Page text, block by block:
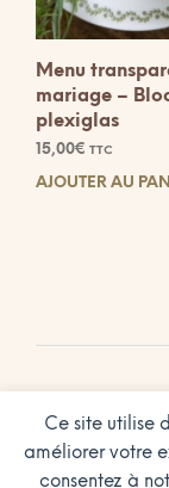
Ce site utilise
améliorer votre
consentez à
Menu
mariage –
plexiglas
15,00€ TTC
AJOUTER AU